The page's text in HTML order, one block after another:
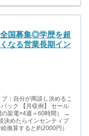
全国募集◎学歴を超
なる営業長期イン
：自分が商談し決めるこ
ック 【月収例】 セール
の架電×4週＝60時間） →
決めたらインセンティブ
換算すると約2000円）